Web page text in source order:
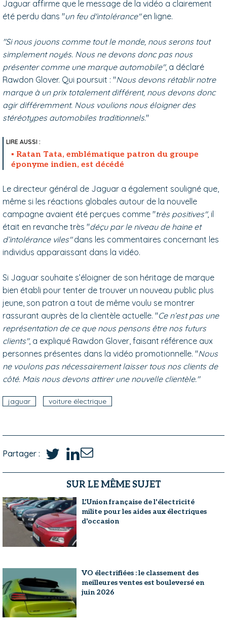
Jaguar affirme que le message de la vidéo a clairement
été perdu dans "un feu d'intolérance"en ligne.
"Si nous jouons comme tout le monde, nous serons tout
simplement noyés. Nous ne devons donc pas nous
présenter comme une marque automobile", a déclaré
Rawdon Glover. Qui poursuit : "Nous devons rétablir notre
marque à un prix totalement différent, nous devons donc
agir différemment. Nous voulions nous éloigner des
stéréotypes automobiles traditionnels."
Ratan Tata, emblématique patron du groupe
éponyme indien, est décédé
Le directeur général de Jaguar a également souligné que,
même si les réactions globales autour de la nouvelle
campagne avaient été perçues comme "très positives", il
était en revanche très "déçu par le niveau de haine et
d’intolérance viles"dans les commentaires concernant les
individus apparaissant dans la vidéo.
Si Jaguar souhaite s’éloigner de son héritage de marque
bien établi pour tenter de trouver un nouveau public plus
jeune, son patron a tout de même voulu se montrer
rassurant auprès de la clientèle actuelle. "Ce n’est pas une
représentation de ce que nous pensons être nos futurs
clients", a expliqué Rawdon Glover, faisant référence aux
personnes présentes dans la vidéo promotionnelle. "Nous
ne voulons pas nécessairement laisser tous nos clients de
côté. Mais nous devons attirer une nouvelle clientèle."
jaguar voiture électrique
Partager :
SUR LE MÊME SUJET
L'Union française de l'électricité
milite pour les aides aux électriques
d'occasion
VO électrifiées : le classement des
meilleures ventes est bouleversé en
juin 2026